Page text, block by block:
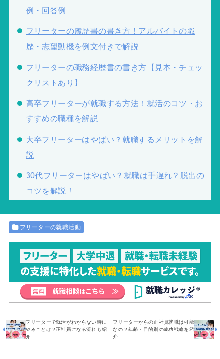
例・回答例
フリーターの履歴書の書き方！アルバイトの職
歴・志望動機を例文付きで解説
フリーターの職務経歴書の書き方【見本・チェッ
クリストあり】
高卒フリーターが就職する方法！就活のコツ・お
すすめの職種を解説
大卒フリーターはやばい？就職するメリットを解
説
30代フリーターはやばい？就職は手遅れ？脱出の
コツを解説！
フリーターの就職活動
フリーターで就活がわからない時に
やることは？正社員になる流れも紹
介
フリーターからの正社員就職は可能
なの？年齢・目的別の成功戦略を紹
介